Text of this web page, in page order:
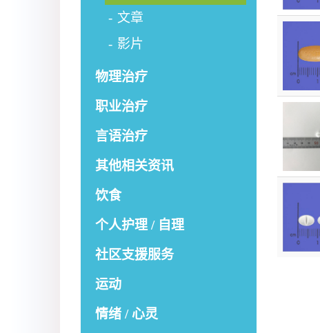
文章
影片
物理治疗
职业治疗
言语治疗
其他相关资讯
饮食
个人护理 / 自理
社区支援服务
运动
情绪 / 心灵